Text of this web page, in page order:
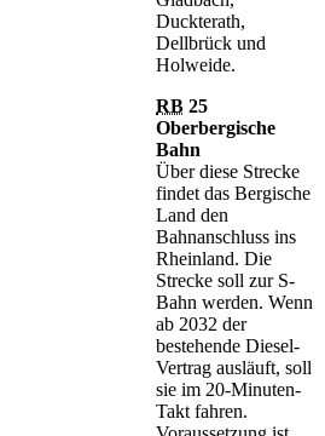
Duckterath,
Dellbrück und
Holweide.
RB 25
Oberbergische
Bahn
Über diese Strecke
findet das Bergische
Land den
Bahnanschluss ins
Rheinland. Die
Strecke soll zur S-
Bahn werden. Wenn
ab 2032 der
bestehende Diesel-
Vertrag ausläuft, soll
sie im 20-Minuten-
Takt fahren.